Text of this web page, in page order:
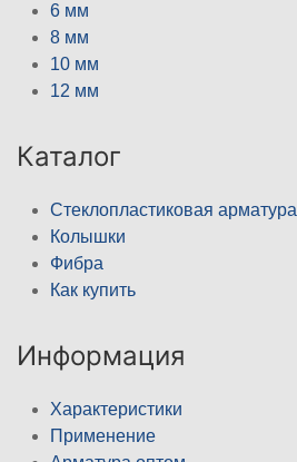
6 мм
8 мм
10 мм
12 мм
Каталог
Стеклопластиковая арматура
Колышки
Фибра
Как купить
Информация
Характеристики
Применение